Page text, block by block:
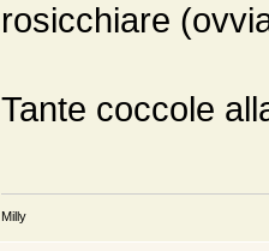
rosicchiare
Tante coccole
Milly